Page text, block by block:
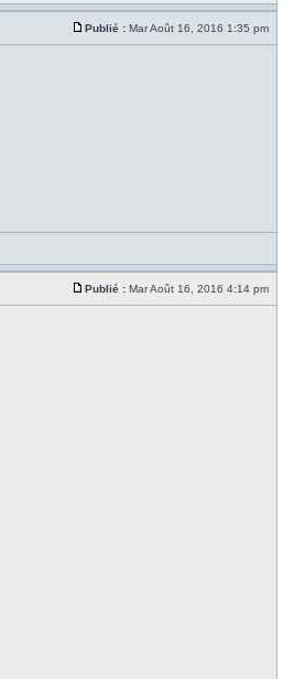
Publié : Mar Août 16, 2016 1:35 pm
Publié : Mar Août 16, 2016 4:14 pm